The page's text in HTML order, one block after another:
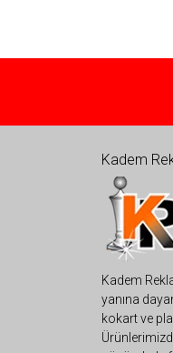
Kadem
Kadem
yanına
kokart ve